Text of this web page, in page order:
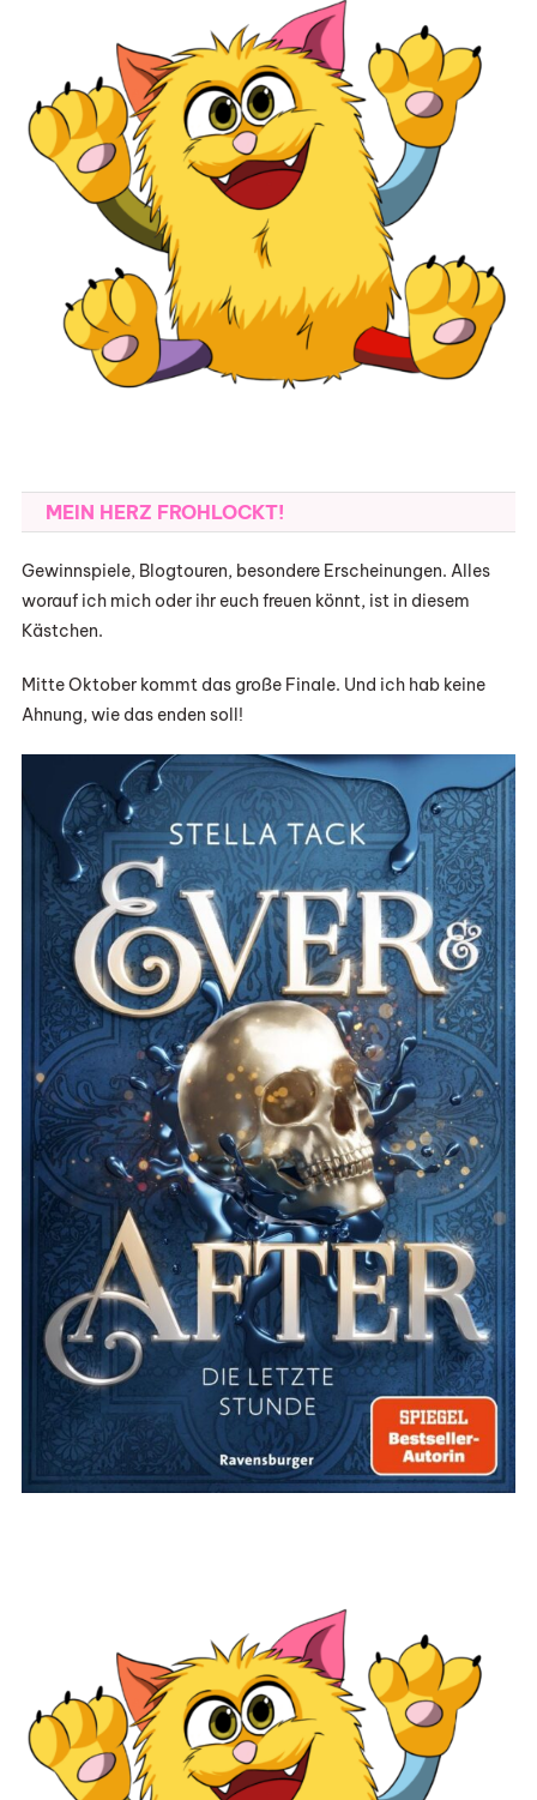
MEIN HERZ FROHLOCKT!
Gewinnspiele, Blogtouren, besondere Erscheinungen. Alles
worauf ich mich oder ihr euch freuen könnt, ist in diesem
Kästchen.
Mitte Oktober kommt das große Finale. Und ich hab keine
Ahnung, wie das enden soll!